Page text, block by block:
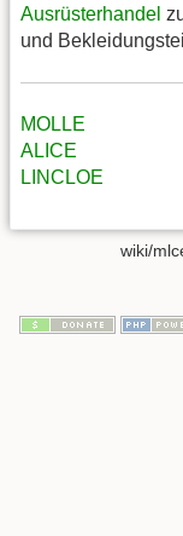
Ausrüsterhandel
und
MOLLE
ALICE
LINCLOE
wiki/